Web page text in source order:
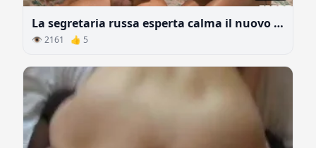
La segretaria russa esperta calma il nuovo capo
👁 2161 👍 5